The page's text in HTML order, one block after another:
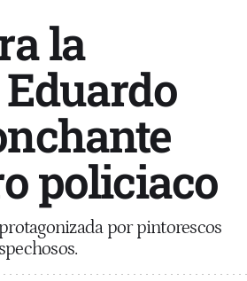
la
policiaco
por pintorescos